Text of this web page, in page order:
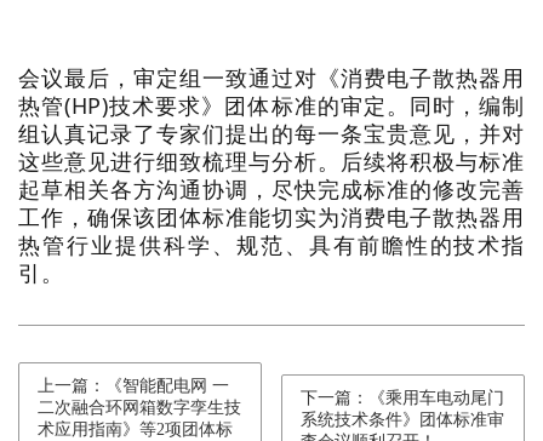
会议最后，审定组一致通过对《消费电子散热器用
热管(HP)技术要求》团体标准的审定。同时，编制
组认真记录了专家们提出的每一条宝贵意见，并对
这些意见进行细致梳理与分析。后续将积极与标准
起草相关各方沟通协调，尽快完成标准的修改完善
工作，确保该团体标准能切实为消费电子散热器用
热管行业提供科学、规范、具有前瞻性的技术指
引。
上一篇：《智能配电网 一
二次融合环网箱数字孪生技
术应用指南》等2项团体标
下一篇：《乘用车电动尾门
系统技术条件》团体标准审